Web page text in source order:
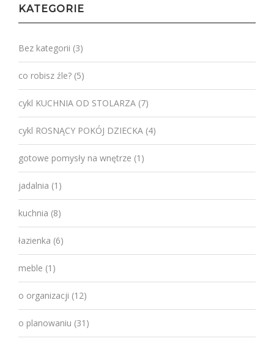
KATEGORIE
Bez kategorii (3)
co robisz źle? (5)
cykl KUCHNIA OD STOLARZA (7)
cykl ROSNĄCY POKÓJ DZIECKA (4)
gotowe pomysły na wnętrze (1)
jadalnia (1)
kuchnia (8)
łazienka (6)
meble (1)
o organizacji (12)
o planowaniu (31)